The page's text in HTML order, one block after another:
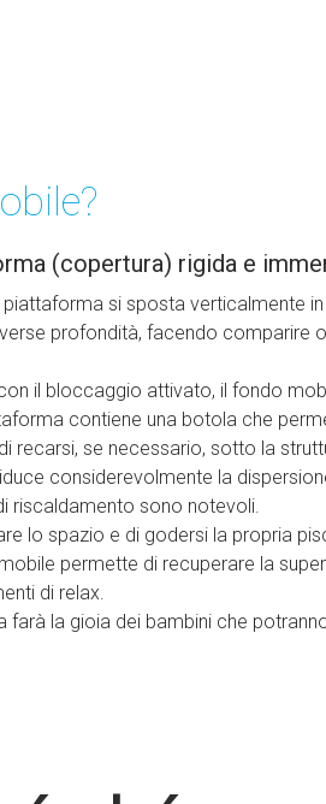
(copertura) rigida e
si sposta verticalmente
profondità, facendo comparire
il bloccaggio attivato, il fondo
contiene una botola che
recarsi, se necessario, sotto la
considerevolmente la
riscaldamento sono notevoli.
lo spazio e di godersi la propria
permette di recuperare la
di relax.
farà la gioia dei bambini che